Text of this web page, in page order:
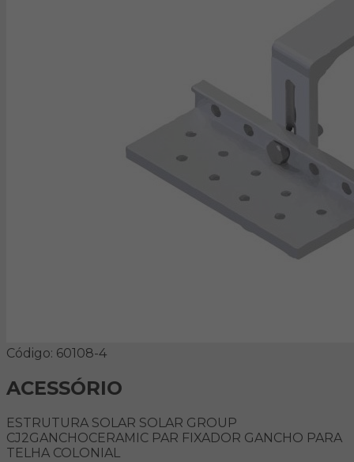
Código: 60108-4
ACESSÓRIO
ESTRUTURA SOLAR SOLAR GROUP
CJ2GANCHOCERAMIC PAR FIXADOR GANCHO PARA
TELHA COLONIAL